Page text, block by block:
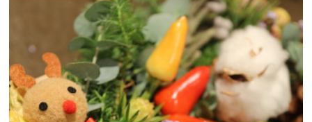
教室の様子
ノート
お問い合わせ